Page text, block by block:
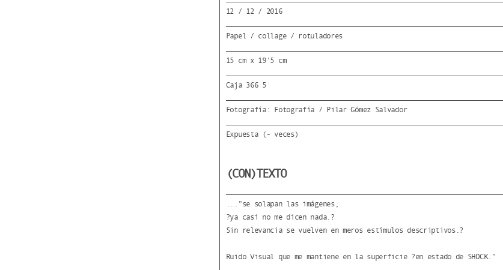
12 / 12 / 2016
Papel / collage / rotuladores
15 cm x 19'5 cm
Caja 366 5
Fotografía: Fotografía / Pilar Gómez Salvador
Expuesta (- veces)
(CON)TEXTO
..."se solapan las imágenes,
?ya casi no me dicen nada.?
Sin relevancia se vuelven en meros estímulos descriptivos.?
Ruido Visual que me mantiene en la superficie ?en estado de SHOCK."